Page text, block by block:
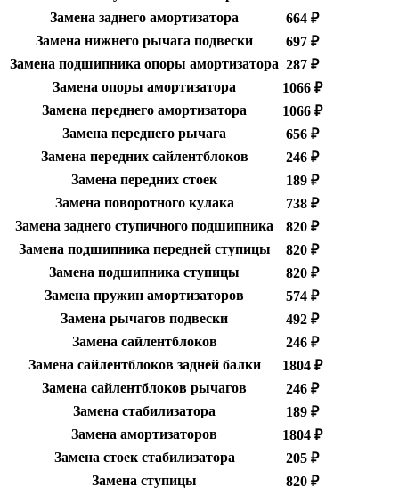
Замена заднего амортизатора
664 ₽
Замена нижнего рычага подвески
697 ₽
Замена подшипника опоры амортизатора 287 ₽
Замена опоры амортизатора
1066 ₽
Замена переднего амортизатора
1066 ₽
Замена переднего рычага
656 ₽
Замена передних сайлентблоков
246 ₽
Замена передних стоек
189 ₽
Замена поворотного кулака
738 ₽
Замена заднего ступичного подшипника
820 ₽
Замена подшипника передней ступицы
820 ₽
Замена подшипника ступицы
820 ₽
Замена пружин амортизаторов
574 ₽
Замена рычагов подвески
492 ₽
Замена сайлентблоков
246 ₽
Замена сайлентблоков задней балки
1804 ₽
Замена сайлентблоков рычагов
246 ₽
Замена стабилизатора
189 ₽
Замена амортизаторов
1804 ₽
Замена стоек стабилизатора
205 ₽
Замена ступицы
820 ₽